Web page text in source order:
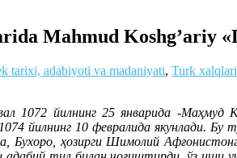
Mahmud Koshg’ariy
tarixi, adabiyoti va madaniyati, Turk
1072 йилнинг 25 январида -
йилнинг 10 февралида якунлади.
Бухоро, ҳозирги Шимолий